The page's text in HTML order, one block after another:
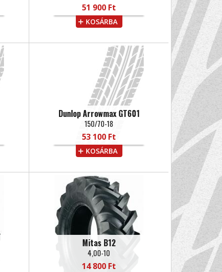
51 900 Ft
KOSÁRBA
Dunlop Arrowmax GT601
150/70-18
53 100 Ft
KOSÁRBA
Mitas B12
4,00-10
14 800 Ft